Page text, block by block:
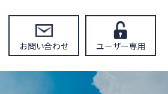
お問い合わせ ユーザー専用